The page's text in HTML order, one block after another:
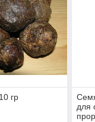
гр
для